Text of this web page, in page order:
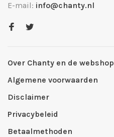
E-mail: info@chanty.nl
Over Chanty en de webshop
Algemene voorwaarden
Disclaimer
Privacybeleid
Betaalmethoden